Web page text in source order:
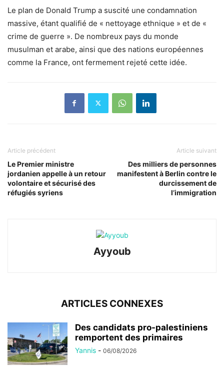
Le plan de Donald Trump a suscité une condamnation
massive, étant qualifié de « nettoyage ethnique » et de «
crime de guerre ». De nombreux pays du monde
musulman et arabe, ainsi que des nations européennes
comme la France, ont fermement rejeté cette idée.
Article précédent
Le Premier ministre
jordanien appelle à un retour
volontaire et sécurisé des
réfugiés syriens
Article suivant
Des milliers de personnes
manifestent à Berlin contre le
durcissement de
l’immigration
Ayyoub
ARTICLES CONNEXES
Des candidats pro-palestiniens
remportent des primaires
Yannis - 06/08/2026